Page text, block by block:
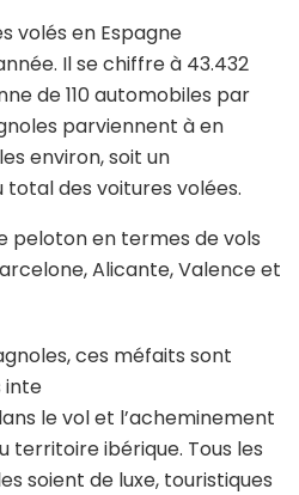
volés en Espagne
Il se chiffre à 43.432
de 110 automobiles par
parviennent à en
environ, soit un
total des voitures volées.
peloton en termes de vols
Alicante, Valence et
ces méfaits sont
inte
le vol et l’acheminement
territoire ibérique. Tous les
soient de luxe, touristiques